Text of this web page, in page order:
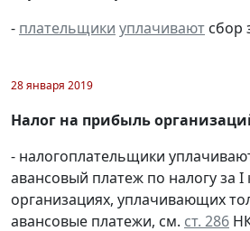
- плательщики уплачивают сбор
28 января 2019
Налог на прибыль
- налогоплательщики
авансовый платеж по налогу за I
организациях, уплачивающих
авансовые платежи, см. ст. 286